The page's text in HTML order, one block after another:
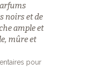
noirs et de
ample et
mûre et
pour